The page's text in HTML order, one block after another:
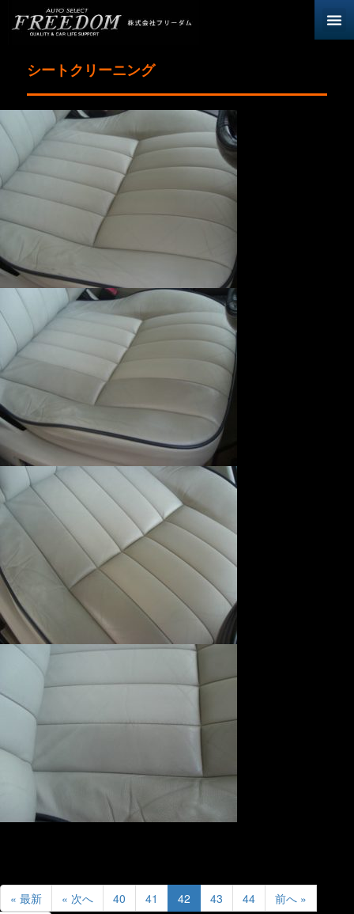
シートクリーニング
« 最新 « 次へ 40 41 42 43 44
前へ »